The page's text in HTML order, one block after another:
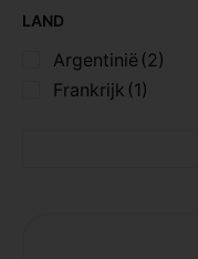
LAND
Argentinië (2)
Frankrijk (1)